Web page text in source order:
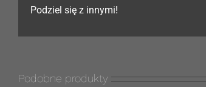
Podziel się z innymi!
Podobne produkty